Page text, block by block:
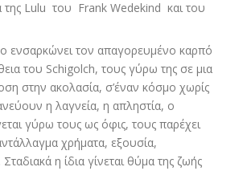
της Lulu του Frank Wedekind και του
τον απαγορευμένο καρπό
του Schigolch, τους γύρω της σε μια
στην ακολασία, σ’έναν κόσμο χωρίς
η λαγνεία, η απληστία, ο
γύρω τους ως όφις, τους παρέχει
χρήματα, εξουσία,
η ίδια γίνεται θύμα της ζωής